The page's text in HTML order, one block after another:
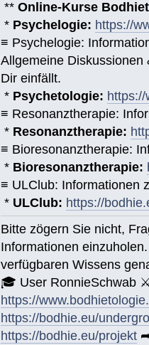
**Online-Kurse
* Psychelogie: https://
≡ Psychelogie:
Allgemeine
Dir einfällt.
* Psychetologie:
≡ Resonanztherapie:
* Resonanztherapie:
≡ Bioresonanztherapie:
* Bioresonanztherapie:
≡ ULClub: Informationen
* ULClub: https://
Bitte zögern Sie nicht,
Informationen
verfügbaren Wissens
🎓 User RonnieSchwab
https://
https://bodhie.eu/
https://bodhie.eu/projekt